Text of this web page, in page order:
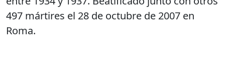
497 mártires el 28 de octubre de 2007 en
Roma.